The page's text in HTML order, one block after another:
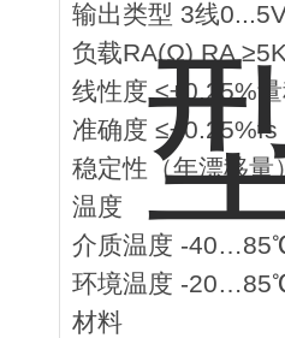
输出类型 3线
负载RA(Ω) RA
线性度 ≤±0.25%
准确度 ≤±0.25%fs
稳定性（年漂移量
温度
介质温度 -
环境温度 -
材料